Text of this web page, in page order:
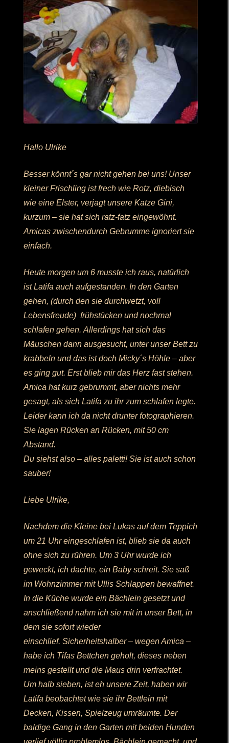
Hallo Ulrike
Besser könnt´s gar nicht gehen bei uns! Unser
kleiner Frischling ist frech wie Rotz, diebisch
wie eine Elster, verjagt unsere Katze Gini,
kurzum – sie hat sich ratz-fatz eingewöhnt.
Amicas zwischendurch Gebrumme ignoriert sie
einfach.
Heute morgen um 6 musste ich raus, natürlich
ist Latifa auch aufgestanden. In den Garten
gehen, (durch den sie durchwetzt, voll
Lebensfreude) frühstücken und nochmal
schlafen gehen. Allerdings hat sich das
Mäuschen dann ausgesucht, unter unser Bett zu
krabbeln und das ist doch Micky´s Höhle – aber
es ging gut. Erst blieb mir das Herz fast stehen.
Amica hat kurz gebrummt, aber nichts mehr
gesagt, als sich Latifa zu ihr zum schlafen legte.
Leider kann ich da nicht drunter fotographieren.
Sie lagen Rücken an Rücken, mit 50 cm
Abstand.
Du siehst also – alles paletti! Sie ist auch schon
sauber!
Liebe Ulrike,
Nachdem die Kleine bei Lukas auf dem Teppich
um 21 Uhr eingeschlafen ist, blieb sie da auch
ohne sich zu rühren. Um 3 Uhr wurde ich
geweckt, ich dachte, ein Baby schreit. Sie saß
im Wohnzimmer mit Ullis Schlappen bewaffnet.
In die Küche wurde ein Bächlein gesetzt und
anschließend nahm ich sie mit in unser Bett, in
dem sie sofort wieder
einschlief. Sicherheitshalber – wegen Amica –
habe ich Tifas Bettchen geholt, dieses neben
meins gestellt und die Maus drin verfrachtet.
Um halb sieben, ist eh unsere Zeit, haben wir
Latifa beobachtet wie sie ihr Bettlein mit
Decken, Kissen, Spielzeug umräumte. Der
baldige Gang in den Garten mit beiden Hunden